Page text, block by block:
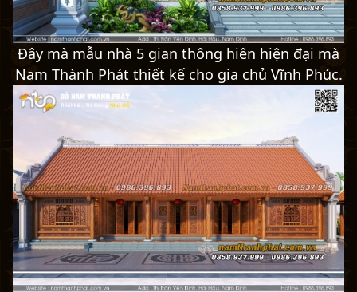
Đây mà mẫu nhà 5 gian thông hiên hiện đại mà
Nam Thành Phát thiết kế cho gia chủ Vĩnh Phúc.